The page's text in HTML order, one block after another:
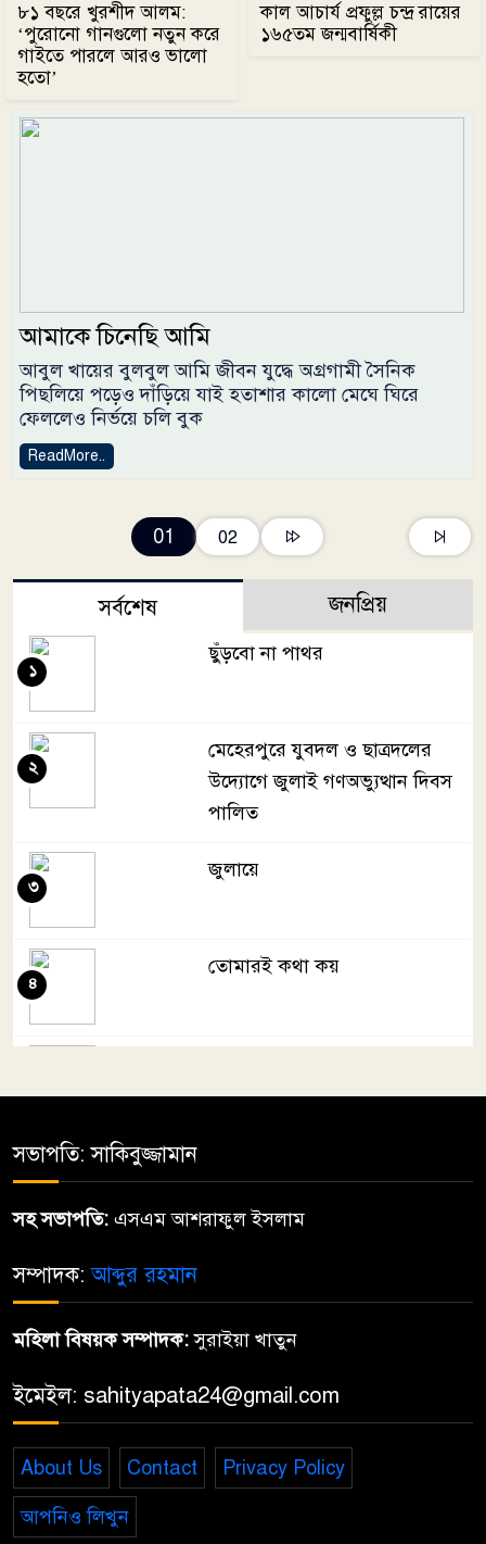
৮১ বছরে খুরশীদ আলম:
‘পুরোনো গানগুলো নতুন করে
গাইতে পারলে আরও ভালো
হতো’
কাল আচার্য প্রফুল্ল চন্দ্র রায়ের
১৬৫তম জন্মবার্ষিকী
আমাকে চিনেছি আমি
আবুল খায়ের বুলবুল আমি জীবন যুদ্ধে অগ্রগামী সৈনিক
পিছলিয়ে পড়েও দাঁড়িয়ে যাই হতাশার কালো মেঘে ঘিরে
ফেললেও নির্ভয়ে চলি বুক
ReadMore..
01 02
সর্বশেষ জনপ্রিয়
ছুঁড়বো না পাথর
১
মেহেরপুরে যুবদল ও ছাত্রদলের
উদ্যোগে জুলাই গণঅভ্যুত্থান দিবস
পালিত
২
জুলায়ে
৩
তোমারই কথা কয়
৪
৬
৭
৮১ বছরে খুরশীদ আলম: ‘পুরোনো
গানগুলো নতুন করে গাইতে পারলে
কাল আচার্য প্রফুল্ল চন্দ্র রায়ের
৯
সভাপতি: সাকিবুজ্জামান
সহ সভাপতি: এসএম আশরাফুল ইসলাম
সম্পাদক:আব্দুর রহমান
মহিলা বিষয়ক সম্পাদক:সুরাইয়া খাতুন
ইমেইল: sahityapata24@gmail.com
About Us Contact Privacy Policy
আপনিও লিখুন